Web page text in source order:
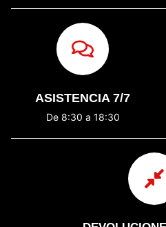
ASISTENCIA 7/7
De 8:30 a 18:30